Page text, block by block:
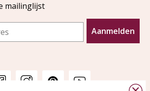
mailinglijst
Aanmelden